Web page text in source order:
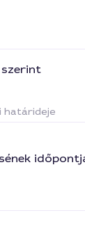
szerint
határideje